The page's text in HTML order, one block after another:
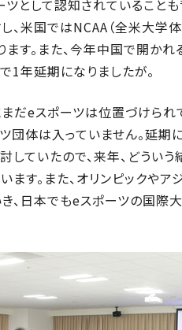
として認知されていること
、米国ではNCAA（全米大学
す。また、今年中国で開か
1年延期になりましたが。
だeスポーツは位置づけられ
団体は入っていません。延
していたので、来年、どうい
ます。また、オリンピックや
、日本でもeスポーツの国際